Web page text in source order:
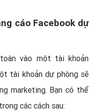
cáo Facebook dự
vào một tài khoản
tài khoản dự phòng sẽ
marketing. Bạn có thể
các cách sau: